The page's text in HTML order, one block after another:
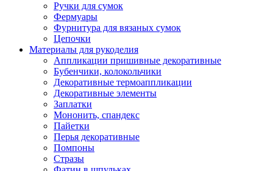
Ручки для сумок
Фермуары
Фурнитура для вязаных сумок
Цепочки
Материалы для рукоделия
Аппликации пришивные декоративные
Бубенчики, колокольчики
Декоративные термоаппликации
Декоративные элементы
Заплатки
Мононить, спандекс
Пайетки
Перья декоративные
Помпоны
Стразы